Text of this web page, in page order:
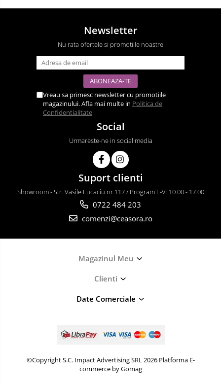
Newsletter
Nu rata ofertele si promotiile noastre
Vreau sa primesc newsletter cu promotiile
magazinului. Afla mai multe in Politica de
Confidentialitate
Social
Urmareste-ne in social media
Suport clienti
Showroom - Str. Vasile Lucaciu nr.117 / Program L-V: 10.00 - 17.00
0722 484 203
comenzi@ceasora.ro
Magazinul Meu
Clienti
Date Comerciale
©Copyright S.C. Impact Advertising SRL 2026 Platforma E-
commerce by Gomag